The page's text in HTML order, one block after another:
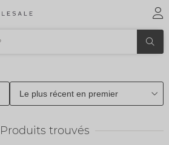
Produits trouvés